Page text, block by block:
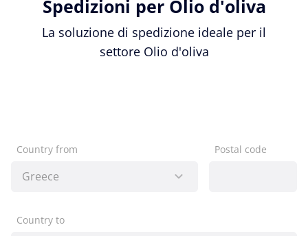
Spedizioni per Olio d'oliva
La soluzione di spedizione ideale per il
settore Olio d'oliva
Country from Postal code
Country to